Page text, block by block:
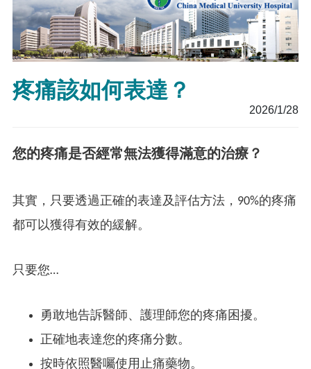
疼痛該如何表達？
2026/1/28
您的疼痛是否經常無法獲得滿意的治療？
其實，只要透過正確的表達及評估方法，90%的疼痛
都可以獲得有效的緩解。
只要您…
勇敢地告訴醫師、護理師您的疼痛困擾。
正確地表達您的疼痛分數。
按時依照醫囑使用止痛藥物。